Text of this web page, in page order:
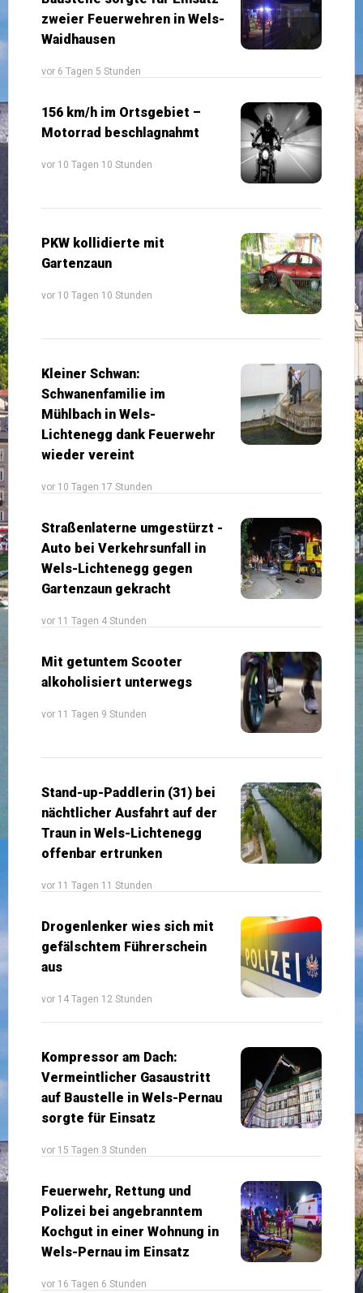
zweier Feuerwehren in Wels-
Waidhausen
vor 6 Tagen 5 Stunden
156 km/h im Ortsgebiet –
Motorrad beschlagnahmt
vor 10 Tagen 10 Stunden
PKW kollidierte mit
Gartenzaun
vor 10 Tagen 10 Stunden
Kleiner Schwan:
Schwanenfamilie im
Mühlbach in Wels-
Lichtenegg dank Feuerwehr
wieder vereint
vor 10 Tagen 17 Stunden
Straßenlaterne umgestürzt -
Auto bei Verkehrsunfall in
Wels-Lichtenegg gegen
Gartenzaun gekracht
vor 11 Tagen 4 Stunden
Mit getuntem Scooter
alkoholisiert unterwegs
vor 11 Tagen 9 Stunden
Stand-up-Paddlerin (31) bei
nächtlicher Ausfahrt auf der
Traun in Wels-Lichtenegg
offenbar ertrunken
vor 11 Tagen 11 Stunden
Drogenlenker wies sich mit
gefälschtem Führerschein
aus
vor 14 Tagen 12 Stunden
Kompressor am Dach:
Vermeintlicher Gasaustritt
auf Baustelle in Wels-Pernau
sorgte für Einsatz
vor 15 Tagen 3 Stunden
Feuerwehr, Rettung und
Polizei bei angebranntem
Kochgut in einer Wohnung in
Wels-Pernau im Einsatz
vor 16 Tagen 6 Stunden